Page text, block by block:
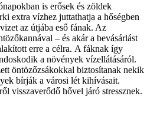
is erősek és zöldek
extra vízhez juttathatja a hőségben
az útjába eső fának. Az
– és akár a bevásárlást
erre a célra. A fáknak így
a növények vízellátásáról.
öntözőzsákokkal biztosítanak nekik
bírják a városi lét kihívásait.
visszaverődő hővel járó stressznek.